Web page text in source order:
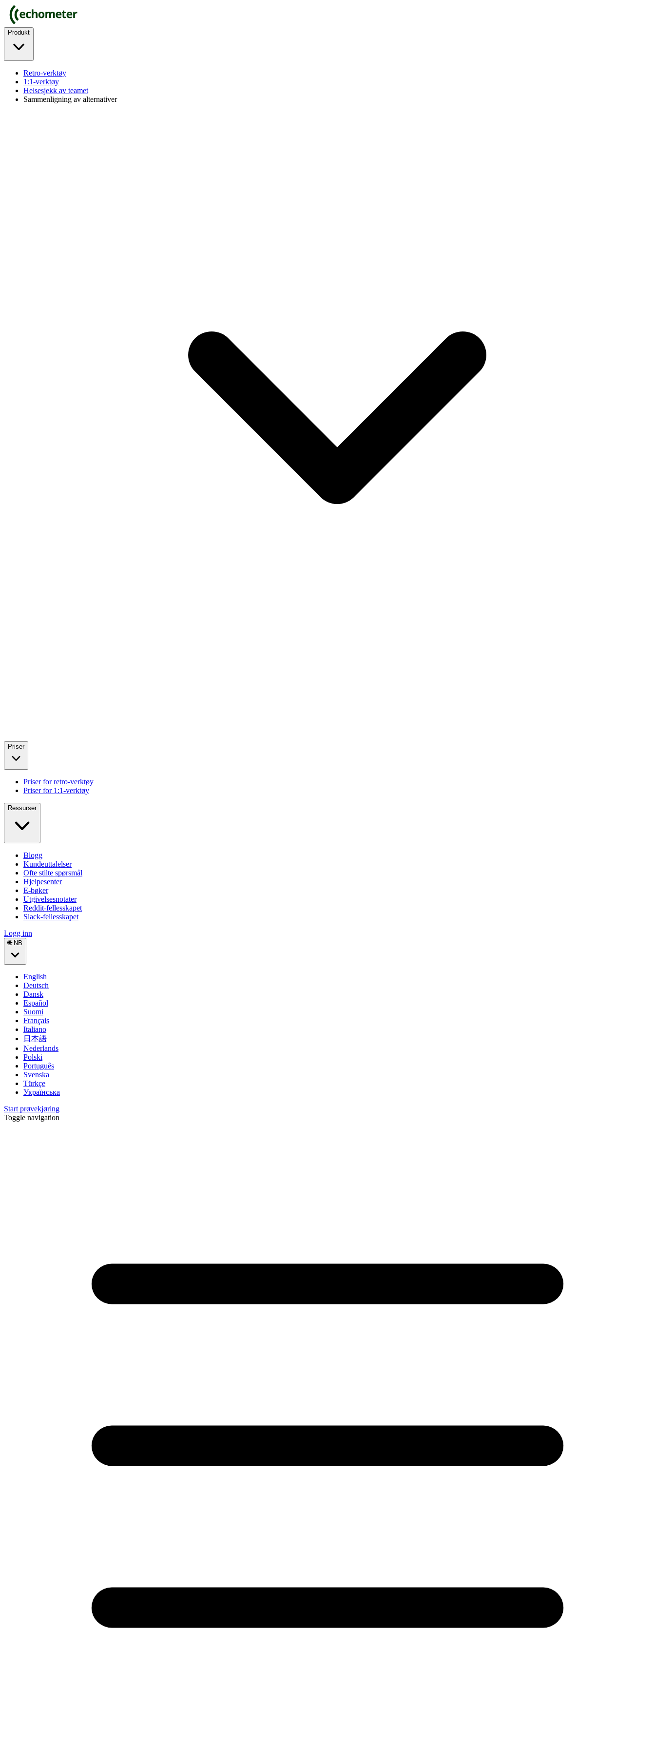
Produkt
Retro-verktøy
1:1-verktøy
Helsesjekk av teamet
Sammenligning av alternativer
Priser
Priser for retro-verktøy
Priser for 1:1-verktøy
Ressurser
Blogg
Kundeuttalelser
Ofte stilte spørsmål
Hjelpesenter
E-bøker
Utgivelsesnotater
Reddit-fellesskapet
Slack-fellesskapet
Logg inn
🌐 NB
English
Deutsch
Dansk
Español
Suomi
Français
Italiano
日本語
Nederlands
Polski
Português
Svenska
Türkçe
Українська
Start prøvekjøring
Toggle navigation